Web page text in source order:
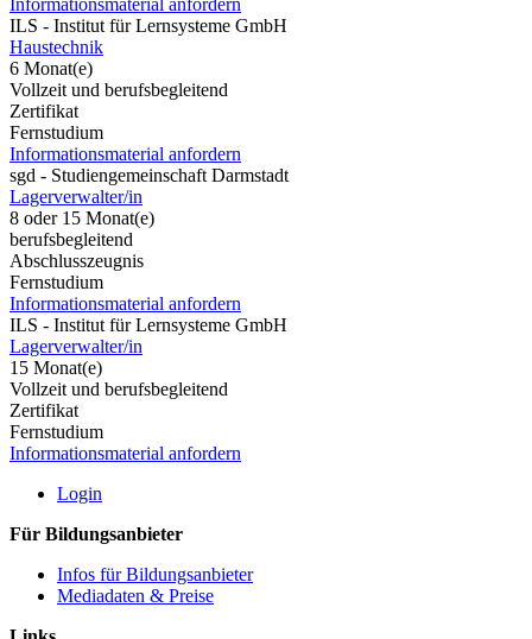
Informationsmaterial anfordern
ILS - Institut für Lernsysteme GmbH
Haustechnik
6 Monat(e)
Vollzeit und berufsbegleitend
Zertifikat
Fernstudium
Informationsmaterial anfordern
sgd - Studiengemeinschaft Darmstadt
Lagerverwalter/in
8 oder 15 Monat(e)
berufsbegleitend
Abschlusszeugnis
Fernstudium
Informationsmaterial anfordern
ILS - Institut für Lernsysteme GmbH
Lagerverwalter/in
15 Monat(e)
Vollzeit und berufsbegleitend
Zertifikat
Fernstudium
Informationsmaterial anfordern
Login
Für Bildungsanbieter
Infos für Bildungsanbieter
Mediadaten & Preise